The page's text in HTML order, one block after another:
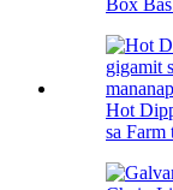
Box
Hot
sa Farm